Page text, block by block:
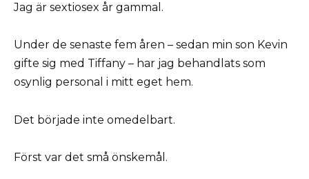
Jag är sextiosex år gammal.
Under de senaste fem åren – sedan min son Kevin
gifte sig med Tiffany – har jag behandlats som
osynlig personal i mitt eget hem.
Det började inte omedelbart.
Först var det små önskemål.